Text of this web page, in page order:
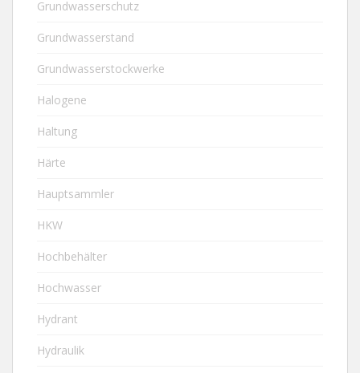
Grundwasserschutz
Grundwasserstand
Grundwasserstockwerke
Halogene
Haltung
Härte
Hauptsammler
HKW
Hochbehälter
Hochwasser
Hydrant
Hydraulik